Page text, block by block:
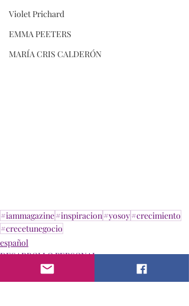
Violet Prichard
EMMA PEETERS
MARÍA CRIS CALDERÓN
#iammagazine#inspiracion#yosoy#crecimiento
#crecetunegocio
español
DESARROLLO PERSONAL
INSPIRACION